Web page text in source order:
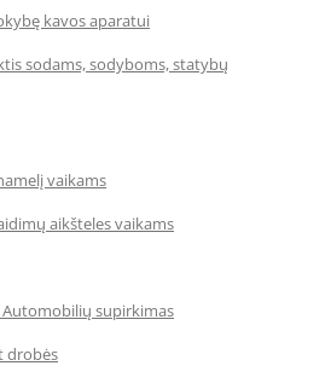
kavos aparatui
sodams, sodyboms, statybų
vaikams
aikšteles vaikams
Automobilių supirkimas
drobės